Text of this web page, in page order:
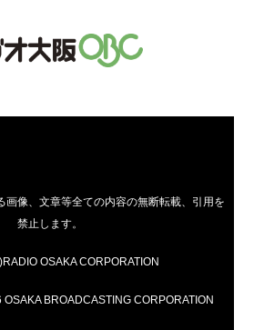
画像、文章等全ての内容の無断転載、引用を
禁止します。
OSAKA CORPORATION
BROADCASTING CORPORATION